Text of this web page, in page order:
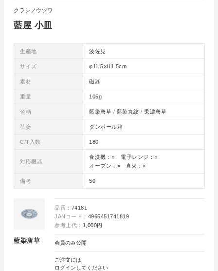
藍屋 小皿
クラシノウツワ
生産地 波佐見
サイズ φ11.5×H1.5cm
素材 磁器
重量 105g
色柄 藍染唐草 / 藍染丸紋 / 兎濃唐草
荷姿 ダンボール箱
C/T入数 180
対応機器
食洗機：○ 電子レンジ：○
オーブン：× 直火：×
備考 50
藍染唐草
品番： 74181
JANコード： 4965451741819
参考上代： 1,000円
会員のみ公開
ご注文には
ログイン してください